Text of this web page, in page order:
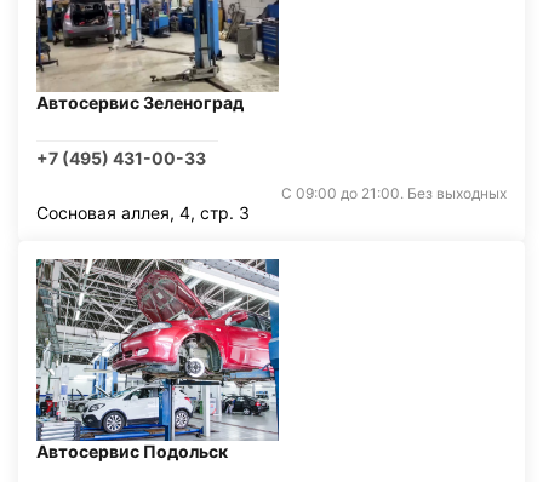
Автосервис Зеленоград
+7 (495) 431-00-33
С 09:00 до 21:00. Без выходных
Сосновая аллея, 4, стр. 3
Автосервис Подольск